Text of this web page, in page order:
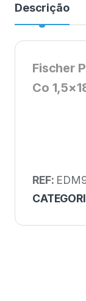
Descrição
Fischer
Co
REF: